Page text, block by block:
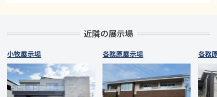
近隣の展示場
小牧展示場 各務原展示場 各務